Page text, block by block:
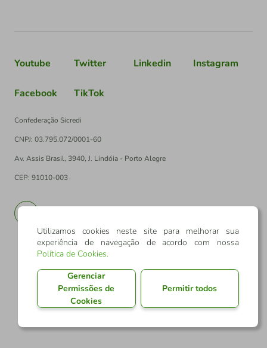
Youtube Twitter Linkedin Instagram
Facebook TikTok
Confederação Sicredi
CNPJ: 03.795.072/0001-60
Av. Assis Brasil, 3940, J. Lindóia - Porto Alegre
CEP: 91010-003
Utilizamos cookies neste site para melhorar sua
experiência de navegação de acordo com nossa
Política de Cookies.
Gerenciar
Permissões de
Cookies
Permitir todos